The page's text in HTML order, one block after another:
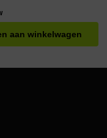
aan winkelwagen